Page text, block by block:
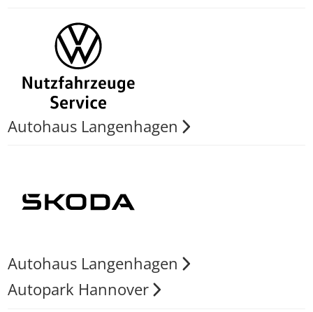
Autohaus Langenhagen
Autohaus Langenhagen
Autopark Hannover